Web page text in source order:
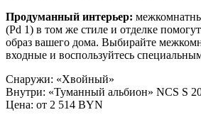
Продуманный интерьер:
(Pd 1) в том же стиле и отделке
образ вашего дома. Выбирайте
входные и воспользуйтесь
Снаружи: «Хвойный»
Внутри: «Туманный альбион» NCS S
Цена: от 2 514 BYN